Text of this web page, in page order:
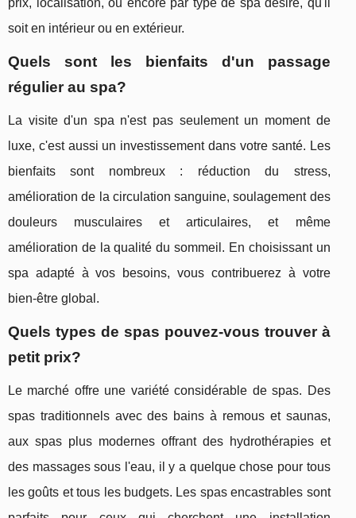
prix, localisation, ou encore par type de spa désiré, qu'il
soit en intérieur ou en extérieur.
Quels sont les bienfaits d'un passage
régulier au spa?
La visite d'un spa n'est pas seulement un moment de
luxe, c'est aussi un investissement dans votre santé. Les
bienfaits sont nombreux : réduction du stress,
amélioration de la circulation sanguine, soulagement des
douleurs musculaires et articulaires, et même
amélioration de la qualité du sommeil. En choisissant un
spa adapté à vos besoins, vous contribuerez à votre
bien-être global.
Quels types de spas pouvez-vous trouver à
petit prix?
Le marché offre une variété considérable de spas. Des
spas traditionnels avec des bains à remous et saunas,
aux spas plus modernes offrant des hydrothérapies et
des massages sous l'eau, il y a quelque chose pour tous
les goûts et tous les budgets. Les spas encastrables sont